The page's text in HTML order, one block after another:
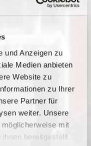
und Anzeigen zu
Medien anbieten
Website zu
zu Ihrer
Partner für
weiter. Unsere
mit
bereitgestellt
auch